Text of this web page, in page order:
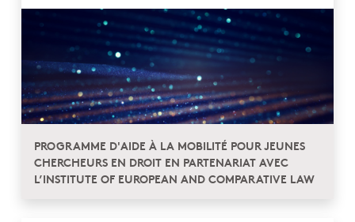
PROGRAMME D'AIDE À LA MOBILITÉ POUR JEUNES
CHERCHEURS EN DROIT EN PARTENARIAT AVEC
L’INSTITUTE OF EUROPEAN AND COMPARATIVE LAW